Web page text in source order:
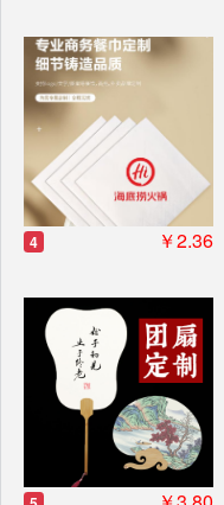
4 ￥2.36